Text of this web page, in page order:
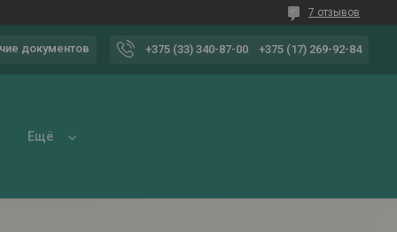
7 отзывов
документов +375 (33) 340-87-00 +375 (17) 269-92-84
Ещё